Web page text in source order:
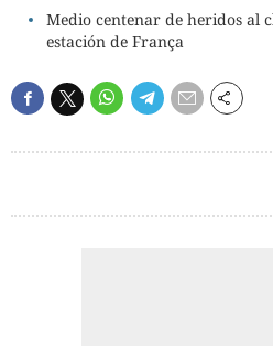
Medio centenar de heridos al
estación de França